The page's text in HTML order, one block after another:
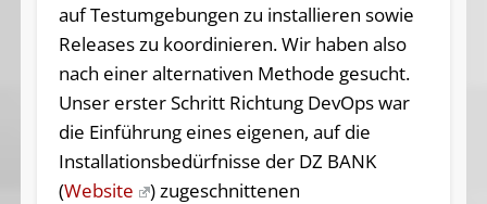
auf Testumgebungen zu installieren sowie
Releases zu koordinieren. Wir haben also
nach einer alternativen Methode gesucht.
Unser erster Schritt Richtung DevOps war
die Einführung eines eigenen, auf die
Installationsbedürfnisse der DZ BANK
(Website
) zugeschnittenen